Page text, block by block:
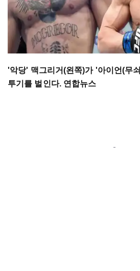
'악당' 맥그리거(왼쪽)가 '아이언(무
투기를 벌인다. 연합뉴스